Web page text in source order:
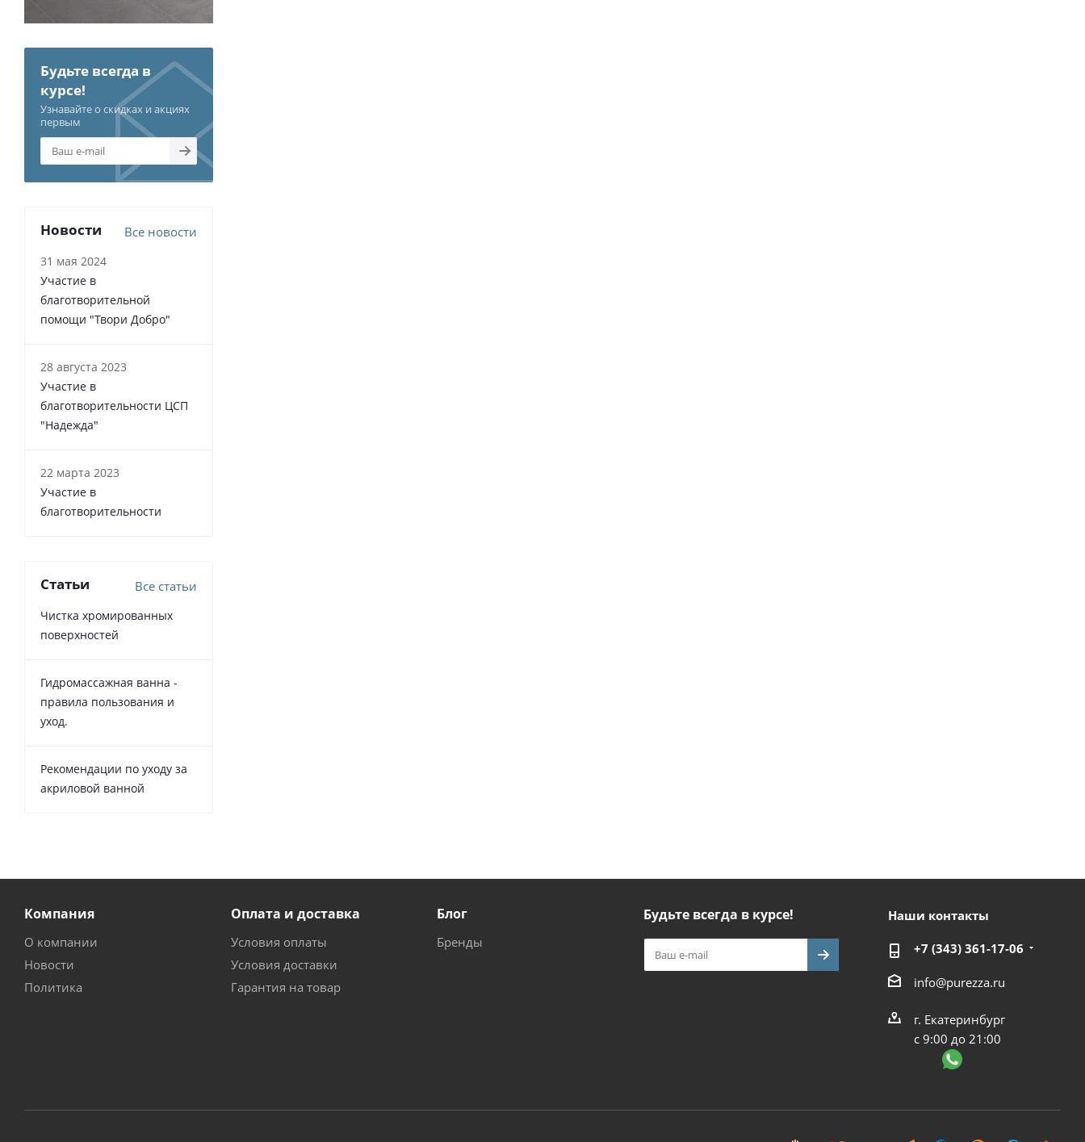
Будьте всегда в
курсе!
Узнавайте о скидках и акциях
первым
Новости Все новости
31 мая 2024
Участие в
благотворительной
помощи "Твори Добро"
28 августа 2023
Участие в
благотворительности ЦСП
"Надежда"
22 марта 2023
Участие в
благотворительности
Статьи Все статьи
Чистка хромированных
поверхностей
Гидромассажная ванна -
правила пользования и
уход.
Рекомендации по уходу за
акриловой ванной
Компания
О компании
Новости
Политика
Оплата и доставка
Условия оплаты
Условия доставки
Гарантия на товар
Блог
Бренды
Будьте всегда в курсе! Наши контакты
+7 (343) 361-17-06
info@purezza.ru
г. Екатеринбург
с 9:00 до 21:00